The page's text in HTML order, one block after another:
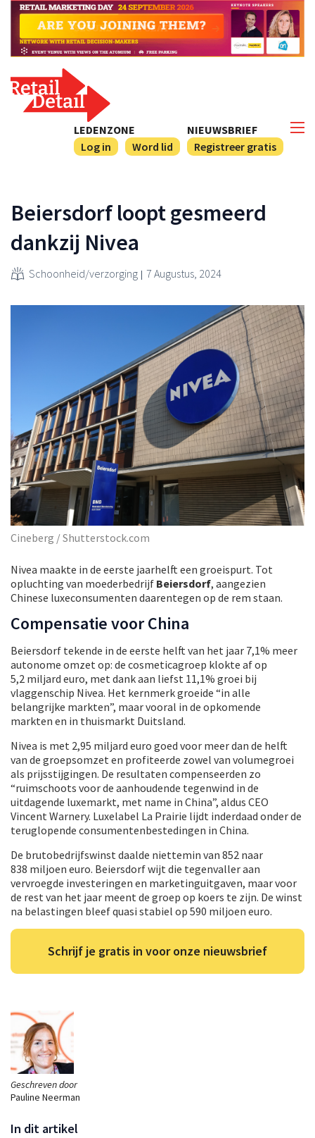
NIEUWSBRIEF
Registreer gratis
LEDENZONE
Log in
Word lid
Geschreven door
Pauline Neerman
In dit artikel
Beiersdorf loopt gesmeerd
dankzij Nivea
Schoonheid/verzorging 7 Augustus, 2024
Cineberg / Shutterstock.com
Nivea maakte in de eerste jaarhelft een groeispurt. Tot
opluchting van moederbedrijf Beiersdorf, aangezien
Chinese luxeconsumenten daarentegen op de rem staan.
Compensatie voor China
Beiersdorf tekende in de eerste helft van het jaar 7,1% meer
autonome omzet op: de cosmeticagroep klokte af op
5,2 miljard euro, met dank aan liefst 11,1% groei bij
vlaggenschip Nivea. Het kernmerk groeide “in alle
belangrijke markten”, maar vooral in de opkomende
markten en in thuismarkt Duitsland.
Nivea is met 2,95 miljard euro goed voor meer dan de helft
van de groepsomzet en profiteerde zowel van volumegroei
als prijsstijgingen. De resultaten compenseerden zo
“ruimschoots voor de aanhoudende tegenwind in de
uitdagende luxemarkt, met name in China”, aldus CEO
Vincent Warnery. Luxelabel La Prairie lijdt inderdaad onder de
teruglopende consumentenbestedingen in China.
De brutobedrijfswinst daalde niettemin van 852 naar
838 miljoen euro. Beiersdorf wijt die tegenvaller aan
vervroegde investeringen en marketinguitgaven, maar voor
de rest van het jaar meent de groep op koers te zijn. De winst
na belastingen bleef quasi stabiel op 590 miljoen euro.
Schrijf je gratis in voor onze nieuwsbrief